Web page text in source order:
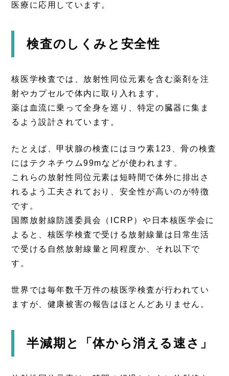
医療に応用しています。
検査のしくみと安全性
核医学検査では、放射性同位元素を含む薬剤を注
射やカプセルで体内に取り入れます。
薬は血流に乗って全身を巡り、特定の臓器に集ま
るよう設計されています。
たとえば、甲状腺の検査にはヨウ素123、骨の検査
にはテクネチウム99mなどが使われます。
これらの放射性同位元素は短時間で体外に排出さ
れるよう工夫されており、安全性が高いのが特徴
です。
国際放射線防護委員会（ICRP）や日本核医学会に
よると、核医学検査で受ける放射線量は日常生活
で受ける自然放射線量と同程度か、それ以下で
す。
世界では毎年数千万件の核医学検査が行われてい
ますが、健康被害の報告はほとんどありません。
半減期と「体から消える速さ」